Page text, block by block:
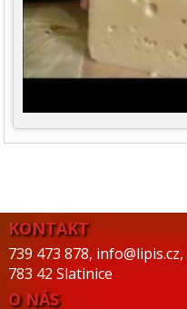
KONTAKT
739 473 878, info@lipis.cz,
783 42 Slatinice
O NÁS